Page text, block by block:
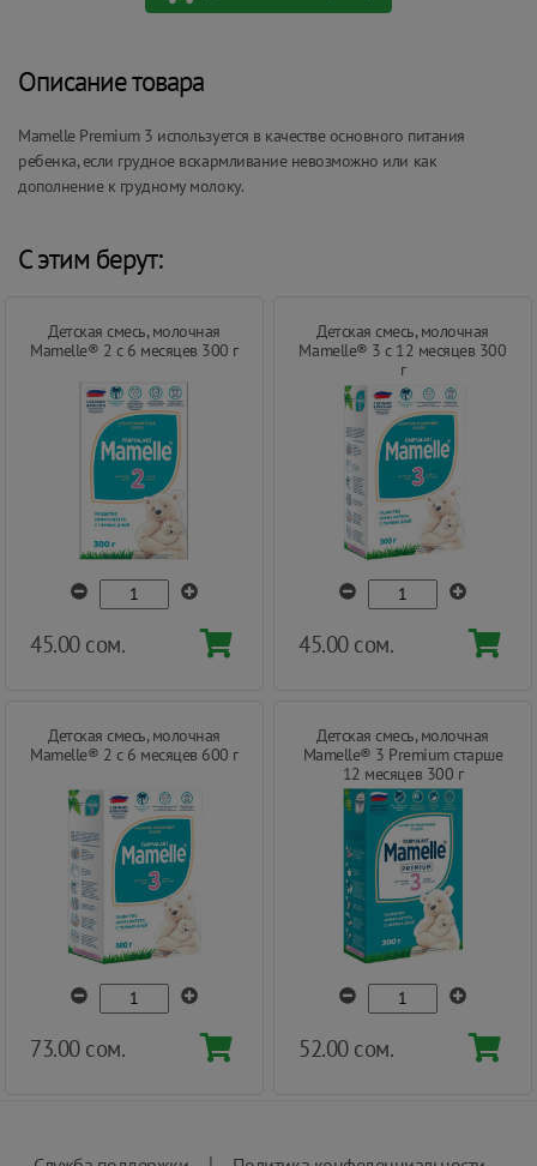
Описание товара
Mamelle Premium 3 используется в качестве основного питания
ребенка, если грудное вскармливание невозможно или как
дополнение к грудному молоку.
С этим берут:
Детская смесь, молочная
Mamelle® 2 с 6 месяцев 300 г
45.00 сом.
Детская смесь, молочная
Mamelle® 3 с 12 месяцев 300
г
45.00 сом.
Детская смесь, молочная
Mamelle® 2 с 6 месяцев 600 г
73.00 сом.
Детская смесь, молочная
Mamelle® 3 Premium старше
12 месяцев 300 г
52.00 сом.